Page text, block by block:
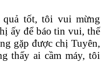
tốt, tôi vui mừng
ấy để báo tin vui, thế
gặp được chị Tuyên,
thấy ai cầm máy, tôi